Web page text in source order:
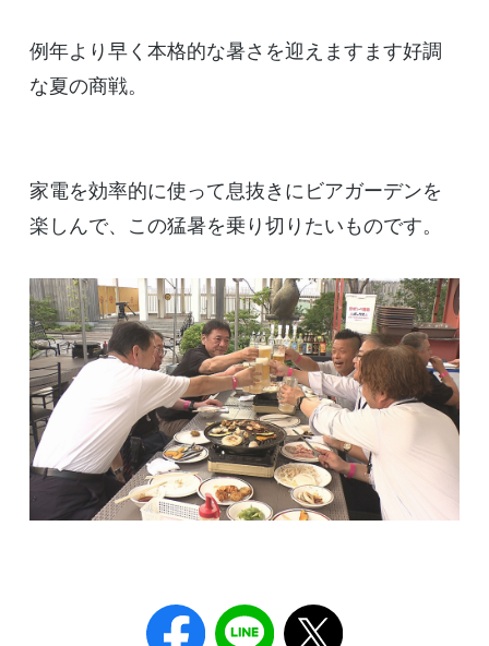
例年より早く本格的な暑さを迎えますます好調
な夏の商戦。
家電を効率的に使って息抜きにビアガーデンを
楽しんで、この猛暑を乗り切りたいものです。